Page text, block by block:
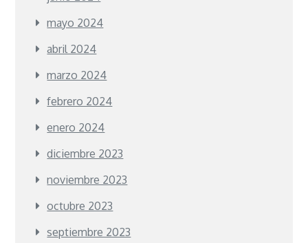
mayo 2024
abril 2024
marzo 2024
febrero 2024
enero 2024
diciembre 2023
noviembre 2023
octubre 2023
septiembre 2023